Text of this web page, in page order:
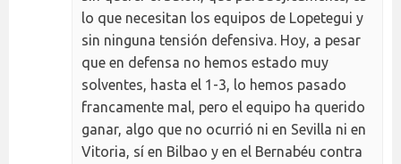
lo que necesitan los equipos de Lopetegui y
sin ninguna tensión defensiva. Hoy, a pesar
que en defensa no hemos estado muy
solventes, hasta el 1-3, lo hemos pasado
francamente mal, pero el equipo ha querido
ganar, algo que no ocurrió ni en Sevilla ni en
Vitoria, sí en Bilbao y en el Bernabéu contra